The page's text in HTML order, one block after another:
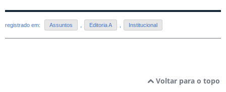
registrado em: Assuntos Editoria A Institucional
Voltar para o topo